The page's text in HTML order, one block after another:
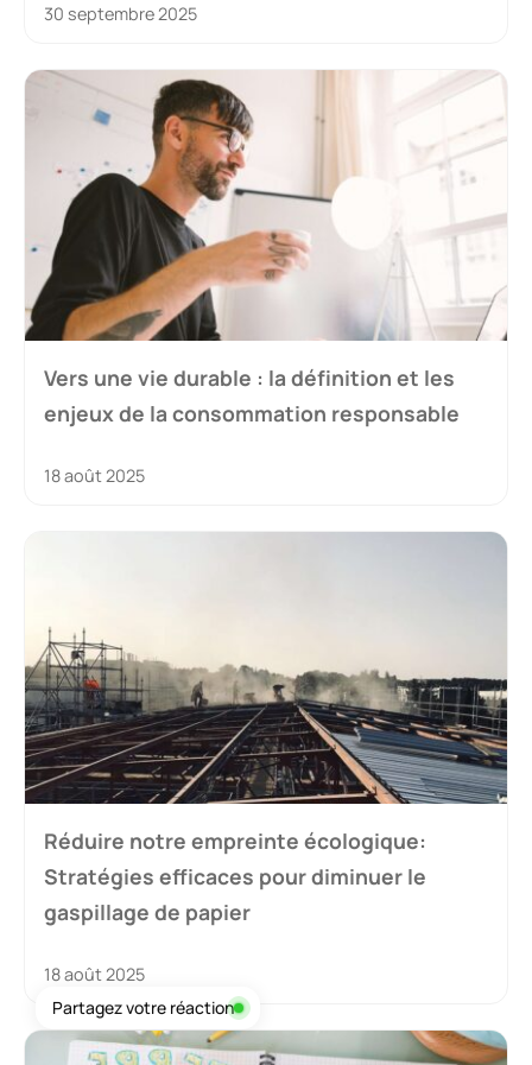
30 septembre 2025
Vers une vie durable : la définition et les
enjeux de la consommation responsable
18 août 2025
Réduire notre empreinte écologique:
Stratégies efficaces pour diminuer le
gaspillage de papier
18 août 2025
Partagez votre réaction